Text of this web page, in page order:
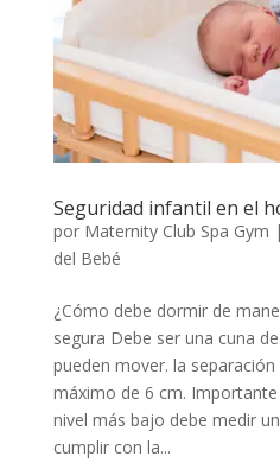
Seguridad infantil en el
por Maternity Club Spa Gym |
del Bebé
¿Cómo debe dormir de
segura Debe ser una cuna
pueden mover. la
máximo de 6 cm.
nivel más bajo debe medir
cumplir con la...